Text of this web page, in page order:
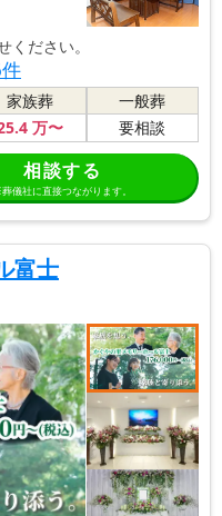
ださい。
件
家族葬
.4万〜
一般葬
要相談
相談する
儀社に直接つながります。
富士